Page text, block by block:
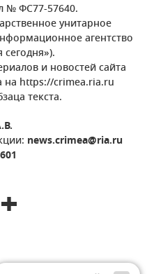
№ ФС77-57640.
унитарное
агентство
и новостей сайта
на https://crimea.ria.ru
текста.
news.crimea@ria.ru